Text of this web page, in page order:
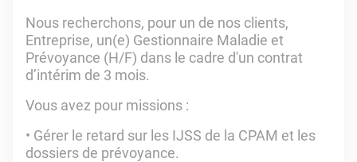
Nous recherchons, pour un de nos clients,
Entreprise, un(e) Gestionnaire Maladie et
Prévoyance (H/F) dans le cadre d'un contrat
d’intérim de 3 mois.
Vous avez pour missions :
Gérer le retard sur les IJSS de la CPAM et les
dossiers de prévoyance.